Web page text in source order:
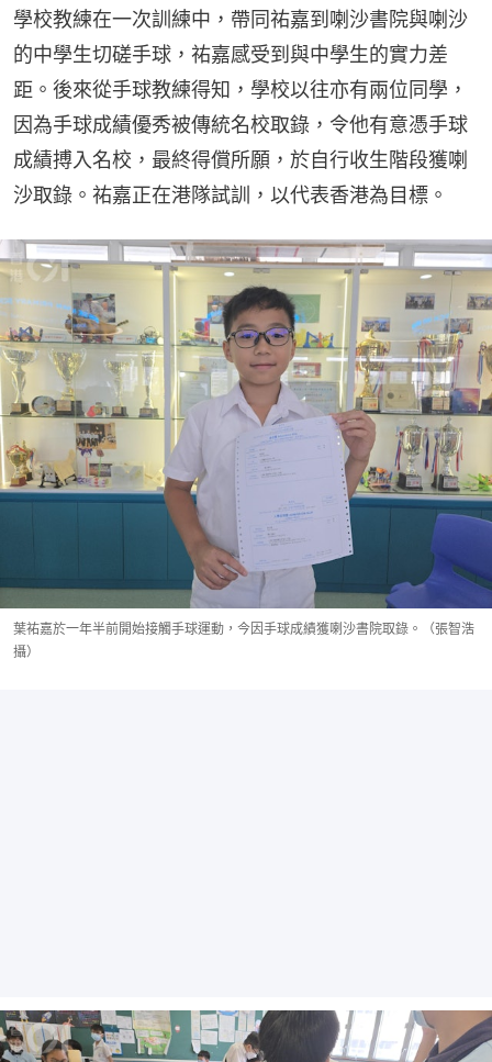
學校教練在一次訓練中，帶同祐嘉到喇沙書院與喇沙
的中學生切磋手球，祐嘉感受到與中學生的實力差
距。後來從手球教練得知，學校以往亦有兩位同學，
因為手球成績優秀被傳統名校取錄，令他有意憑手球
成績搏入名校，最終得償所願，於自行收生階段獲喇
沙取錄。祐嘉正在港隊試訓，以代表香港為目標。
葉祐嘉於一年半前開始接觸手球運動，今因手球成績獲喇沙書院取錄。（張智浩
攝）